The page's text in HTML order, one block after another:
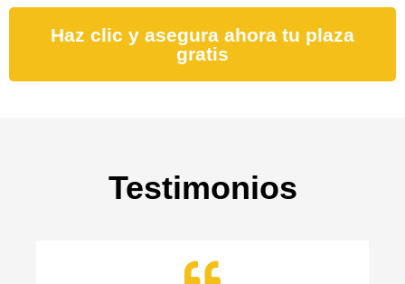
Haz clic y asegura ahora tu plaza
gratis
Testimonios